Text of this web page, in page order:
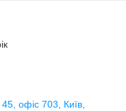
офіс 703, Київ,